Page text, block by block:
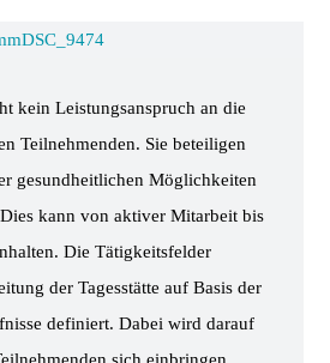
kein Leistungsanspruch an die
Teilnehmenden. Sie beteiligen
gesundheitlichen Möglichkeiten
kann von aktiver Mitarbeit bis
Die Tätigkeitsfelder
der Tagesstätte auf Basis der
definiert. Dabei wird darauf